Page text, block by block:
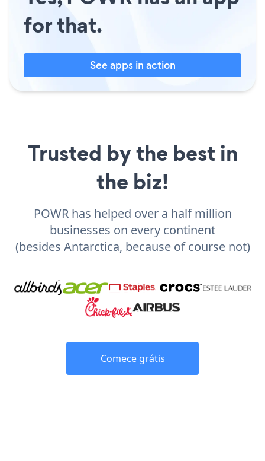
for that.
See apps in action
Trusted by the best in
the biz!
POWR has helped over a half million
businesses on every continent
(besides Antarctica, because of course not)
Comece grátis